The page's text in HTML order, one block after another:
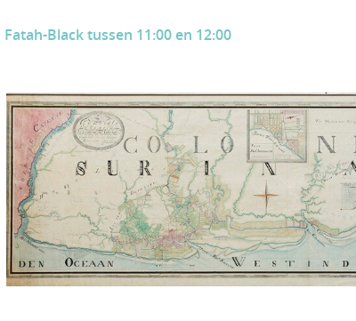
Black tussen 11:00 en 12:00